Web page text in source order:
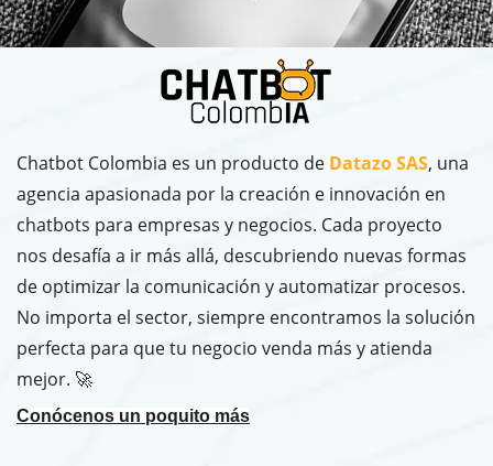
Chatbot Colombia es un producto de Datazo SAS, una
agencia apasionada por la creación e innovación en
chatbots para empresas y negocios. Cada proyecto
nos desafía a ir más allá, descubriendo nuevas formas
de optimizar la comunicación y automatizar procesos.
No importa el sector, siempre encontramos la solución
perfecta para que tu negocio venda más y atienda
mejor. 🚀
Conócenos un poquito más